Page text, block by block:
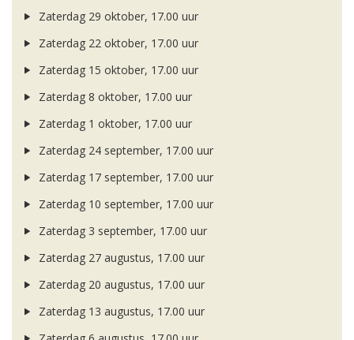
Zaterdag 29 oktober, 17.00 uur
Zaterdag 22 oktober, 17.00 uur
Zaterdag 15 oktober, 17.00 uur
Zaterdag 8 oktober, 17.00 uur
Zaterdag 1 oktober, 17.00 uur
Zaterdag 24 september, 17.00 uur
Zaterdag 17 september, 17.00 uur
Zaterdag 10 september, 17.00 uur
Zaterdag 3 september, 17.00 uur
Zaterdag 27 augustus, 17.00 uur
Zaterdag 20 augustus, 17.00 uur
Zaterdag 13 augustus, 17.00 uur